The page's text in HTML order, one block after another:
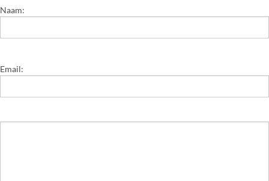
Naam:
Email: